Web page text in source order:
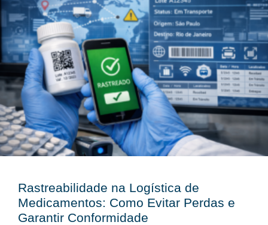
Rastreabilidade na Logística de
Medicamentos: Como Evitar Perdas e
Garantir Conformidade